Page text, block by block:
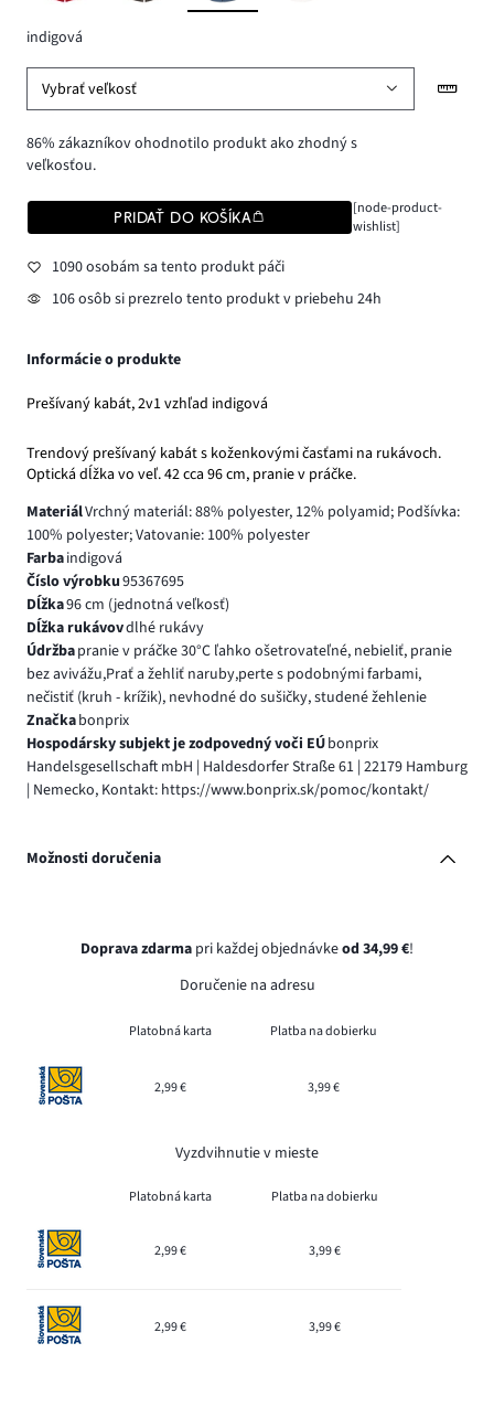
indigová
Vybrať veľkosť
86% zákazníkov ohodnotilo produkt ako zhodný s
veľkosťou.
PRIDAŤ DO KOŠÍKA
[node-product-
wishlist]
1090 osobám sa tento produkt páči
106 osôb si prezrelo tento produkt v priebehu 24h
Informácie o produkte
Prešívaný kabát, 2v1 vzhľad indigová
Trendový prešívaný kabát s koženkovými časťami na rukávoch.
Optická dĺžka vo veľ. 42 cca 96 cm, pranie v práčke.
MateriálVrchný materiál: 88% polyester, 12% polyamid; Podšívka:
100% polyester; Vatovanie: 100% polyester
Farbaindigová
Číslo výrobku95367695
Dĺžka96 cm (jednotná veľkosť)
Dĺžka rukávovdlhé rukávy
Údržbapranie v práčke 30°C ľahko ošetrovateľné, nebieliť, pranie
bez avivážu,Prať a žehliť naruby,perte s podobnými farbami,
nečistiť (kruh - krížik), nevhodné do sušičky, studené žehlenie
Značkabonprix
Hospodársky subjekt je zodpovedný voči EÚbonprix
Handelsgesellschaft mbH | Haldesdorfer Straße 61 | 22179 Hamburg
| Nemecko, Kontakt: https://www.bonprix.sk/pomoc/kontakt/
Možnosti doručenia
Doprava zdarma pri každej objednávkeod 34,99 €!
Doručenie na adresu
Platobná karta Platba na dobierku
2,99 € 3,99 €
Vyzdvihnutie v mieste
Platobná karta Platba na dobierku
2,99 € 3,99 €
2,99 € 3,99 €